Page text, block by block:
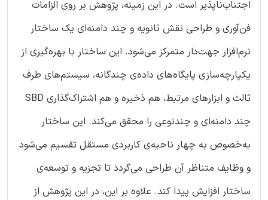
اجتناب‌ناپذیر است. در این زمینه، پژوهش بر روی الزامات
فن‌آوری و طراحی نقش ثانویه و چند دامنه‌ای یک ساختار
نرم‌افزار جهت‌دار متمرکز می‌شود. این ساختار با بهره‌گیری از
یکپارچه‌سازی پایگاه‌های داده‌ی چندگانه، سیستم‌های طرف
ثالث و ابزارهای مرتبط، هم ذخیره و هم ‌اشتراک‌گذاری SBD
چند ‌دامنه‌ای و چند‌نوعی را محقق می‌کند. این ساختار
به‌خصوص به چهار ناحیه‌ی کاربردی مستقل تقسیم می‌شود
و وظایف متناظر آن طراحی می‌گردد تا تجزیه و توسعه‌ی
ساختار افزایش پیدا کند. علاوه بر این، در این پژوهش از